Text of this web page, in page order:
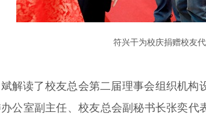
符兴干为校庆捐赠校友
解读了校友总会第二届理事会组织机
公室副主任、校友总会副秘书长张奕